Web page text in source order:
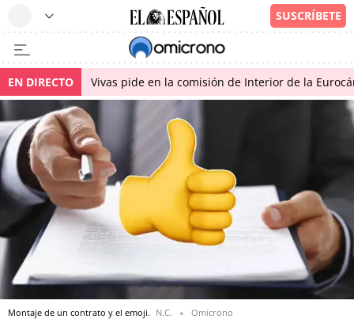
EN DIRECTO Vivas pide en la comisión de Interior de la
Montaje de un contrato y el emoji. N.C. Omicrono